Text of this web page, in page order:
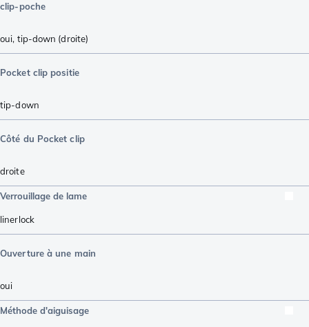
clip-poche
oui, tip-down (droite)
Pocket clip positie
tip-down
Côté du Pocket clip
droite
Verrouillage de lame
linerlock
Ouverture à une main
oui
Méthode d'aiguisage